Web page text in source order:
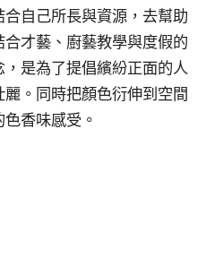
自己所長與資源，去幫助
才藝、廚藝教學與度假的
是為了提倡繽紛正面的人
。同時把顏色衍伸到空間
香味感受。